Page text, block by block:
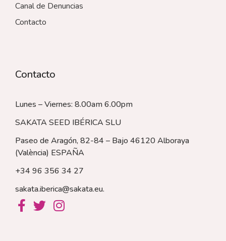
Canal de Denuncias
Contacto
Contacto
Lunes – Viernes: 8.00am 6.00pm
SAKATA SEED IBÉRICA SLU
Paseo de Aragón, 82-84 – Bajo 46120 Alboraya
(València) ESPAÑA
+34 96 356 34 27
sakata.iberica@sakata.eu.